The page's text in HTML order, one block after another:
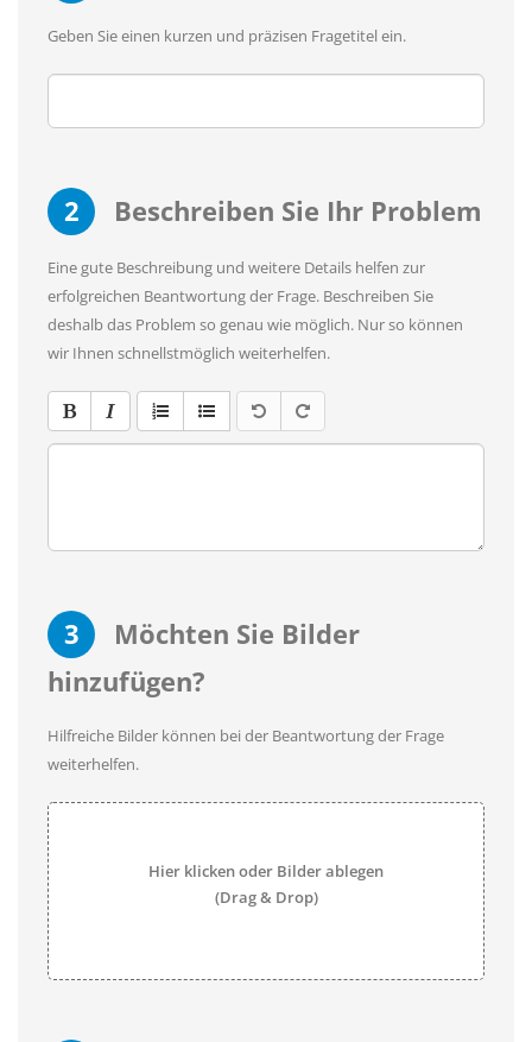
Geben Sie einen kurzen und präzisen Fragetitel ein.
2 Beschreiben Sie Ihr Problem
Eine gute Beschreibung und weitere Details helfen zur
erfolgreichen Beantwortung der Frage. Beschreiben Sie
deshalb das Problem so genau wie möglich. Nur so können
wir Ihnen schnellstmöglich weiterhelfen.
3
Möchten Sie Bilder
hinzufügen?
Hilfreiche Bilder können bei der Beantwortung der Frage
weiterhelfen.
Hier klicken oder Bilder ablegen
(Drag & Drop)